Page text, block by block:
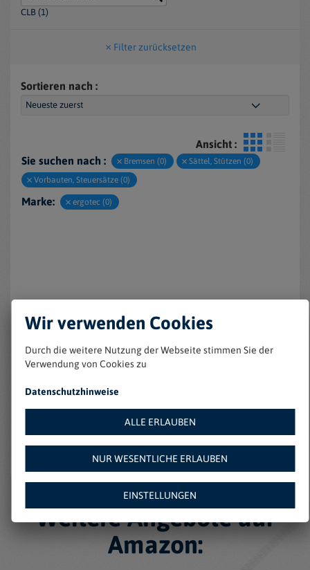
CLB (1)
Filter zurücksetzen
Sortieren nach :
Ansicht :
Sie suchen nach :
Bremsen (0)
Sättel, Stützen (0)
Vorbauten, Steuersätze (0)
Marke: ergotec (0)
Keine Einträge gefunden
Weitere Angebote auf
Amazon:
Wir verwenden Cookies
Durch die weitere Nutzung der Webseite stimmen Sie der
Verwendung von Cookies zu
Datenschutzhinweise
ALLE ERLAUBEN
NUR WESENTLICHE ERLAUBEN
EINSTELLUNGEN